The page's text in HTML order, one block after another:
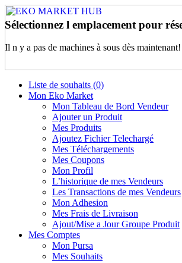
Liste de souhaits (0)
Mon Eko Market
Mon Tableau de Bord Vendeur
Ajouter un Produit
Mes Produits
Ajoutez Fichier Telechargé
Mes Téléchargements
Mes Coupons
Mon Profil
L’historique de mes Vendeurs
Les Transactions de mes Vendeurs
Mon Adhesion
Mes Frais de Livraison
Ajout/Mise a Jour Groupe Produit
Mes Comptes
Mon Pursa
Mes Souhaits
Sélectionnez l emplacement pour
Il n y a pas de machines à sous dès maintenant!